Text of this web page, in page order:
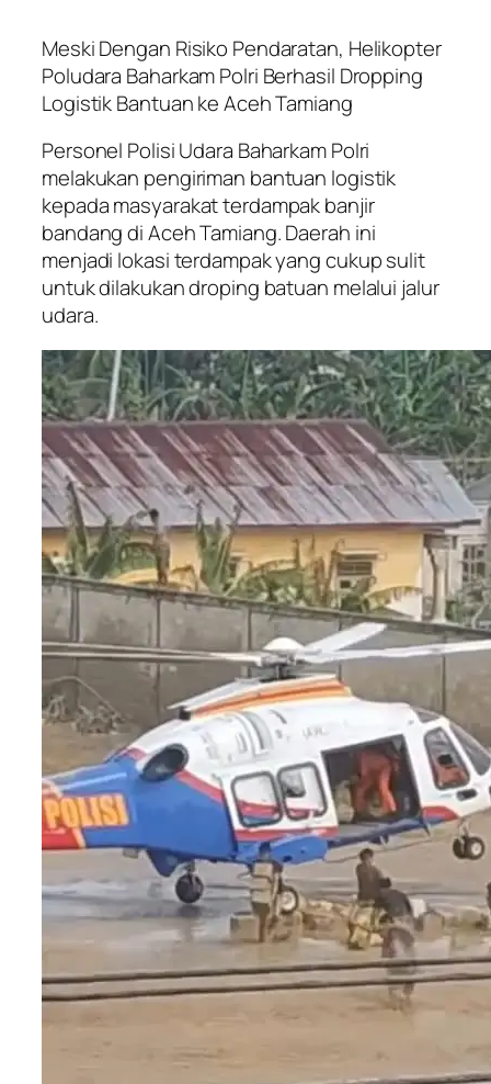
Meski Dengan Risiko Pendaratan, Helikopter
Poludara Baharkam Polri Berhasil Dropping
Logistik Bantuan ke Aceh Tamiang
Personel Polisi Udara Baharkam Polri
melakukan pengiriman bantuan logistik
kepada masyarakat terdampak banjir
bandang di Aceh Tamiang. Daerah ini
menjadi lokasi terdampak yang cukup sulit
untuk dilakukan droping batuan melalui jalur
udara.